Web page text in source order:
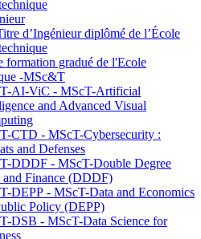
d’Ingénieur diplômé de l’École
formation gradué de l'Ecole
-MSc&T
AI-ViC - MScT-Artificial
and Advanced Visual
CTD - MScT-Cybersecurity :
and Defenses
DDDF - MScT-Double Degree
and Finance (DDDF)
DEPP - MScT-Data and Economics
Policy (DEPP)
DSB - MScT-Data Science for